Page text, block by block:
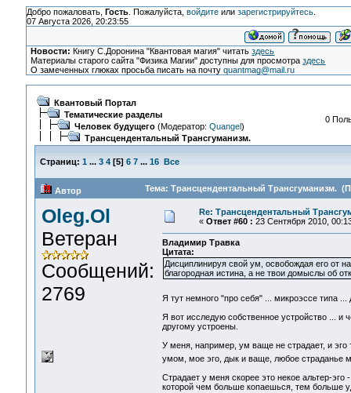
Добро пожаловать, Гость. Пожалуйста, войдитеили зарегистрируйтесь.
07 Августа 2026, 20:23:55
Новости: Книгу С.Доронина "Квантовая магия" читатьздесь
Материалы старого сайта "Физика Магии" доступны для просмотраздесь
О замеченных глюках просьба писать на почтуquantmag@mail.ru
Квантовый Портал
Тематические разделы
Человек будущего(Модератор: Quangel)
Трансцендентальный Трансгуманизм.
0
Страниц: 1 ... 3 4[5] 6 7 ... 16 Все
Автор Тема: Трансцендентальный Трансгуманизм.
Oleg.Ol
Ветеран
Сообщений:
2769
Re: Трансцендентальный
« Ответ #60 : 23 Сентября 2010,
Владимир Травка
Цитата:
Дисциплинируя свой ум, освобождая его от
благородная истина, а не твои домыслы об
Я тут немного "про себя" ... микроэссе типа
Я вот исследую собственное устройство ...
другому устроены.
У меня, например, ум ваще не страдает, и эго
умом, мое эго, дык и ваще, любое страданье
Страдает у меня скорее это некое альтер-
которой чем больше копаешься, тем больше